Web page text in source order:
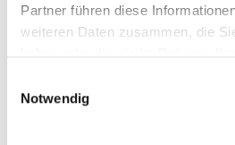
Partner führen diese
weiteren Daten zusammen, die
haben oder die sie im Rahmen
Notwendig
Sie brauchen mehr